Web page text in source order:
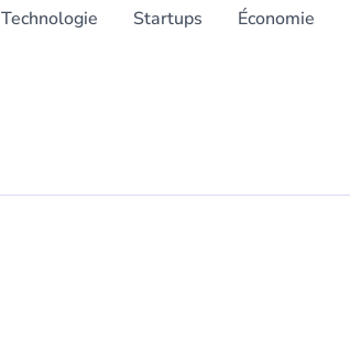
Technologie Startups Économie